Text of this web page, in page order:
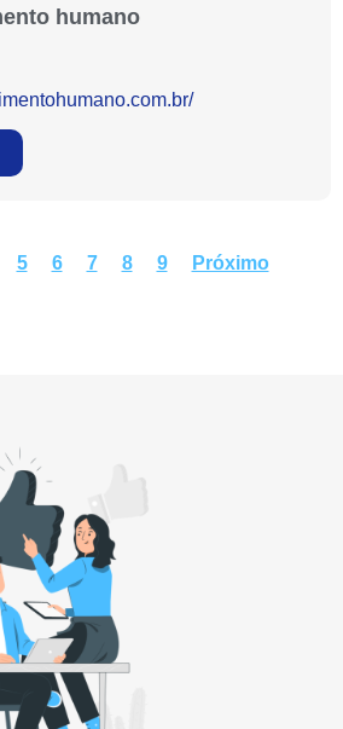
humano
5 6 7 8 9 Próximo